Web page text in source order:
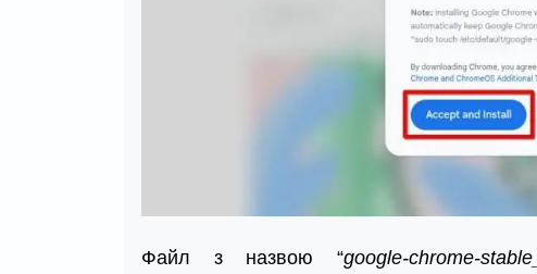
Файл з назвою “google-chrome-